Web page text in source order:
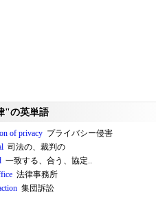
"の英単語
of privacy プライバシー侵害
司法の、裁判の
一致する、合う、協定..
法律事務所
集団訴訟